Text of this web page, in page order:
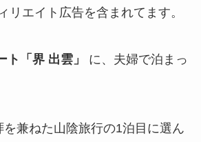
リエイト広告を含まれてます。
ト「界 出雲」
に、夫婦で泊まっ
兼ねた山陰旅行の1泊目に選ん